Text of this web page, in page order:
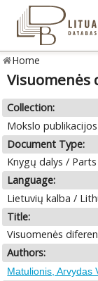
Home
Collection:
Mokslo
Document Type:
Knygų dalys /
Language:
Lietuvių kalba /
Title:
Visuomenės
Authors:
Matulionis, Arvydas